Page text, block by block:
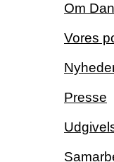
Om
Vores
Presse